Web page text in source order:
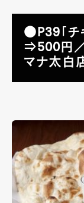
●P39「チ
⇒500円
マナ太白